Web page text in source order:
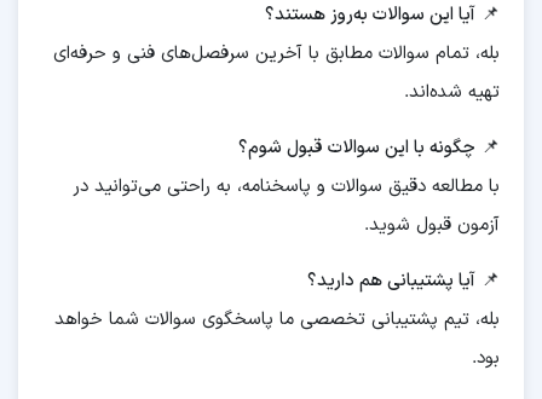
📌 آیا این سوالات به‌روز هستند؟
بله، تمام سوالات مطابق با آخرین سرفصل‌های فنی و حرفه‌ای
تهیه شده‌اند.
📌 چگونه با این سوالات قبول شوم؟
با مطالعه دقیق سوالات و پاسخنامه، به راحتی می‌توانید در
آزمون قبول شوید.
📌 آیا پشتیبانی هم دارید؟
بله، تیم پشتیبانی تخصصی ما پاسخگوی سوالات شما خواهد
بود.